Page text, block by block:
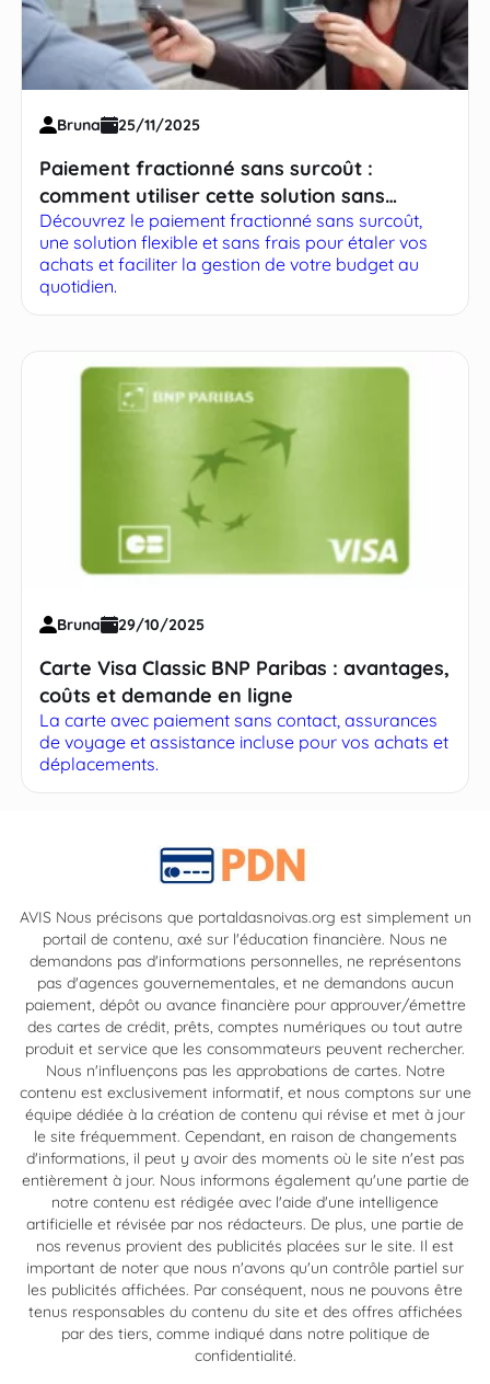
Bruna 25/11/2025
Paiement fractionné sans surcoût :
comment utiliser cette solution sans
risques
Découvrez le paiement fractionné sans surcoût,
une solution flexible et sans frais pour étaler vos
achats et faciliter la gestion de votre budget au
quotidien.
Bruna 29/10/2025
Carte Visa Classic BNP Paribas : avantages,
coûts et demande en ligne
La carte avec paiement sans contact, assurances
de voyage et assistance incluse pour vos achats et
déplacements.
AVIS Nous précisons que portaldasnoivas.org est simplement un
portail de contenu, axé sur l'éducation financière. Nous ne
demandons pas d'informations personnelles, ne représentons
pas d'agences gouvernementales, et ne demandons aucun
paiement, dépôt ou avance financière pour approuver/émettre
des cartes de crédit, prêts, comptes numériques ou tout autre
produit et service que les consommateurs peuvent rechercher.
Nous n'influençons pas les approbations de cartes. Notre
contenu est exclusivement informatif, et nous comptons sur une
équipe dédiée à la création de contenu qui révise et met à jour
le site fréquemment. Cependant, en raison de changements
d'informations, il peut y avoir des moments où le site n'est pas
entièrement à jour. Nous informons également qu'une partie de
notre contenu est rédigée avec l'aide d'une intelligence
artificielle et révisée par nos rédacteurs. De plus, une partie de
nos revenus provient des publicités placées sur le site. Il est
important de noter que nous n'avons qu'un contrôle partiel sur
les publicités affichées. Par conséquent, nous ne pouvons être
tenus responsables du contenu du site et des offres affichées
par des tiers, comme indiqué dans notre politique de
confidentialité.